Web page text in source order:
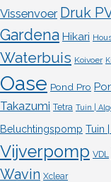
Vissenvoer Druk
Gardena Hikari
Waterbuis Koivoer
Oase Pond Pro
Takazumi Tetra Tuin |
Beluchtingspomp Tuin
Vijverpomp VDL
Wavin Xclear